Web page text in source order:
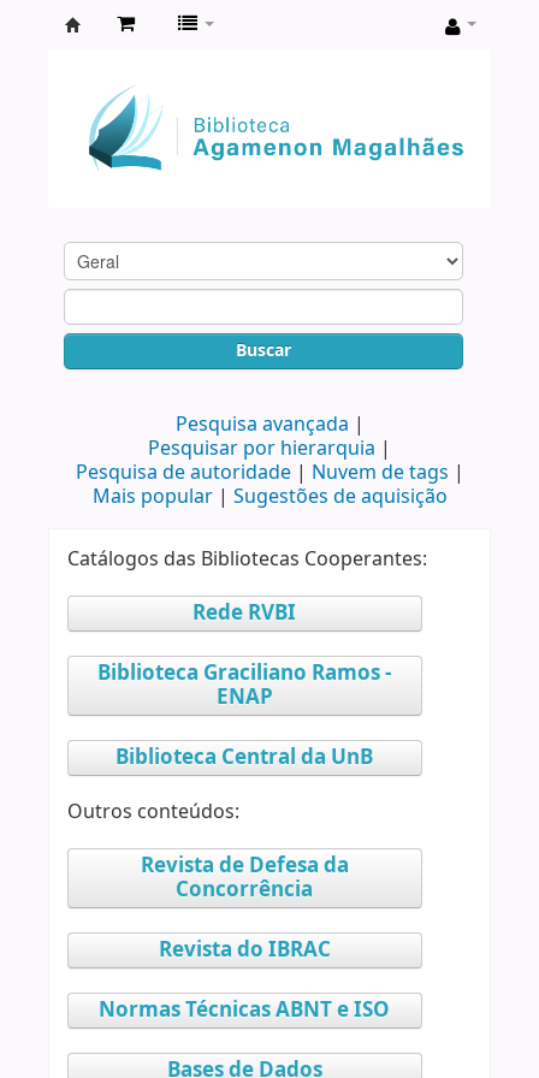
Agamenon
Magalhães
Buscar
Pesquisa avançada
Pesquisar por hierarquia
Pesquisa de autoridade
Nuvem de tags
Mais popular
Sugestões de aquisição
Catálogos das Bibliotecas Cooperantes:
Rede RVBI
Biblioteca Graciliano Ramos -
ENAP
Biblioteca Central da UnB
Outros conteúdos:
Revista de Defesa da
Concorrência
Revista do IBRAC
Normas Técnicas ABNT e ISO
Bases de Dados